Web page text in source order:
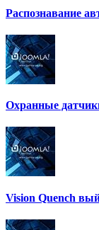
Распознавание
Охранные
Vision Quench